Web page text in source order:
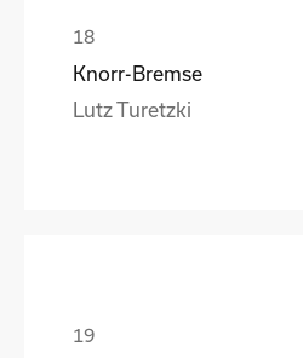
Knorr-Bremse
Lutz Turetzki